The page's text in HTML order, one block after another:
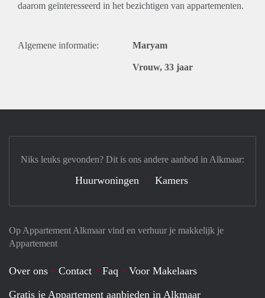
daarom geïnteresseerd in het bezichtigen van appartementen.
Algemene informatie: Maryam
Vrouw, 33 jaar
Op Appartement Alkmaar vind en verhuur je makkelijk je
Appartement
Over ons Contact Faq
Voor Makelaars
Gratis je Appartement aanbieden in Alkmaar
Niks leuks gevonden? Dit is ons andere aanbod in Alkmaar:
Huurwoningen Kamers